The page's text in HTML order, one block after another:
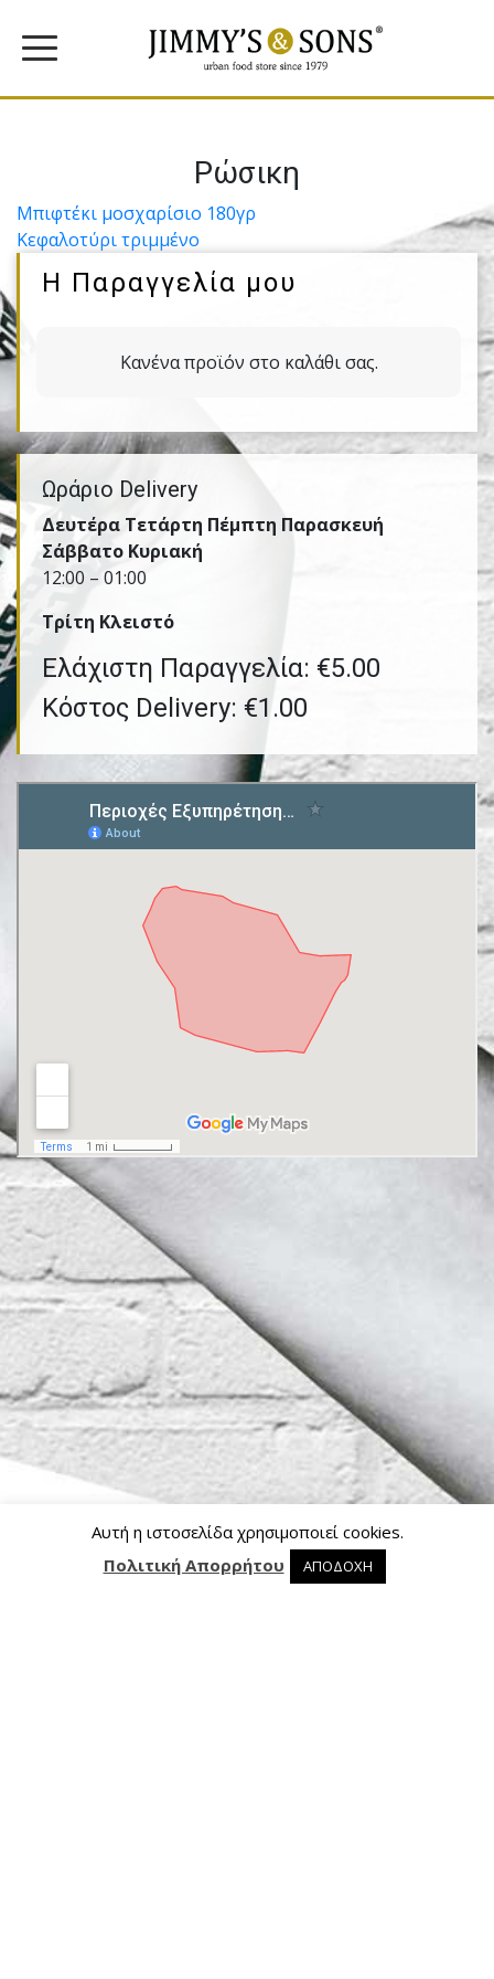
0 0 προϊόντα στο καλάθι
Ρώσικη
Πλοήγηση
άρθρων
Μπιφτέκι µοσχαρίσιο 180γρ
Κεφαλοτύρι τριµµένο
Η Παραγγελία μου
Κανένα προϊόν στο καλάθι σας.
Ωράριο Delivery
Δευτέρα Τετάρτη Πέμπτη Παρασκευή
Σάββατο Κυριακή
12:00 – 01:00
Τρίτη Kλειστό
Ελάχιστη Παραγγελία: €5.00
Κόστος Delivery: €1.00
Αυτή η ιστοσελίδα χρησιμοποιεί cookies.
Πολιτική Απορρήτου
ΑΠΟΔΟΧΗ